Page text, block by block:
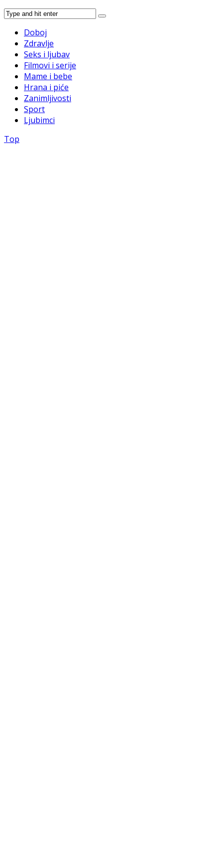
Doboj
Zdravlje
Seks i ljubav
Filmovi i serije
Mame i bebe
Hrana i piće
Zanimljivosti
Sport
Ljubimci
Top